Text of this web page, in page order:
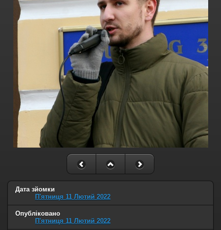
Дата зйомки
П'ятниця 11 Лютий 2022
Опубліковано
П'ятниця 11 Лютий 2022